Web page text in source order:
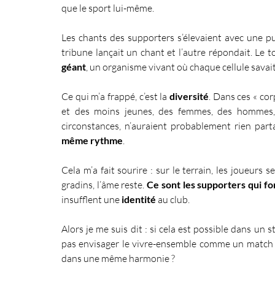
que le sport lui-même.
Les chants des supporters s’élevaient avec une
tribune lançait un chant et l’autre répondait. Le
géant, un organisme vivant où chaque cellule
Ce qui m’a frappé, c’est la diversité. Dans ces «
et des moins jeunes, des femmes, des
circonstances, n’auraient probablement rien
même rythme.
Cela m’a fait sourire : sur le terrain, les joueurs
gradins, l’âme reste. Ce sont les supporters qui
insufflent une identité au club.
Alors je me suis dit : si cela est possible dans un
pas envisager le vivre-ensemble comme un
dans une même harmonie ?